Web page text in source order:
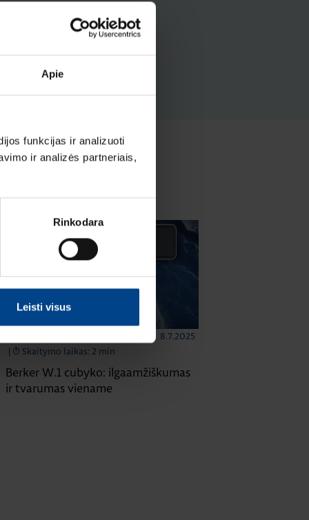
Apie
funkcijas ir analizuoti
ir analizės partneriais,
Rinkodara
Leisti visus
8.7.2025
|
Skaitymo laikas: 2 min
Berker W.1 cubyko: ilgaamžiškumas
ir tvarumas viename